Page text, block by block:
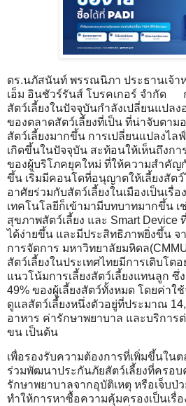
ดร.นภัสนันท์ พรรณนิภา ประธานเจ้า
เอ็ม อินชัวร์รันส์ โบรคเกอร์ จำกัด
สัตว์เลี้ยงในปัจจุบันกำลังเปลี่ยนแปลง
ของตลาดสัตว์เลี้ยงที่เป็น ที่น่าจับตา
สัตว์เลี้ยงมากขึ้น การเปลี่ยนแปลงไล
เกิดขึ้นในปัจจุบัน สะท้อนให้เห็นถึงก
ของผู้บริโภคยุคใหม่ ที่ให้ความสำคัญ
ขึ้น เริ่มมีคอนโดที่อนุญาตให้เลี้ยงสัต
อาศัยร่วมกับสัตว์เลี้ยงในเมืองเป็นเรื่
เทคโนโลยีก็เข้ามามีบทบาทมากขึ้น
สุขภาพสัตว์เลี้ยง และ Smart Device
ได้ง่ายขึ้น และมีประสิทธิภาพยิ่งขึ้น จ
การจัดการ มหาวิทยาลัยมหิดล
สัตว์เลี้ยงในประเทศไทยมีการเติบโตอ
แนวโน้มการเลี้ยงสัตว์เลี้ยงแทนลูก
49% ของผู้เลี้ยงสัตว์ทั้งหมด โดยค่าใ
ดูแลสัตว์เลี้ยงหนึ่งตัวอยู่ที่ประมาณ
อาหาร ค่ารักษาพยาบาล และบริการ
ขน เป็นต้น
เพื่อรองรับความต้องการที่เพิ่มขึ้นในต
ร่วมพัฒนาประกันภัยสัตว์เลี้ยงที่ครอ
รักษาพยาบาลจากอุบัติเหตุ หรือเจ็บป่
ทำให้การหาซื้อความคุ้มครองเป็นเรื่